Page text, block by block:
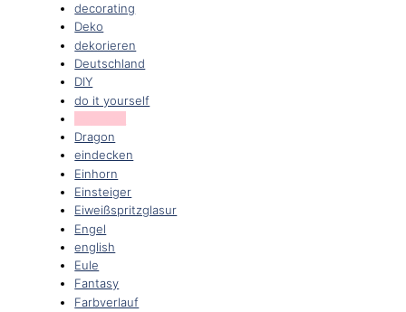
decorating
Deko
dekorieren
Deutschland
DIY
do it yourself
Dragon
eindecken
Einhorn
Einsteiger
Eiweißspritzglasur
Engel
english
Eule
Fantasy
Farbverlauf